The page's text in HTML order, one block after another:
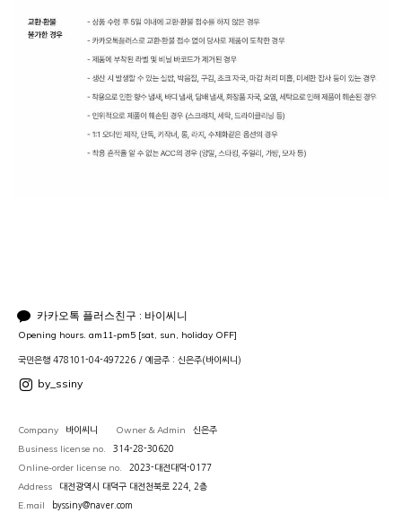
카카오톡 플러스친구 : 바이씨니
Opening hours. am11-pm5 [sat, sun, holiday OFF]
국민은행 478101-04-497226 / 예금주 : 신은주(바이씨니)
by_ssiny
Company 바이씨니 Owner & Admin 신은주
Business license no. 314-28-30620
Online-order license no. 2023-대전대덕-0177
Address 대전광역시 대덕구 대전천북로 224, 2층
E.mail byssiny@naver.com